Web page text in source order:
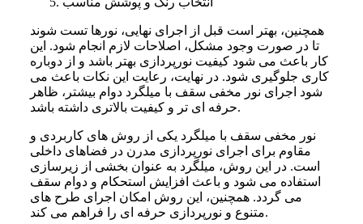
همچنین، بهتر است قبل از اجرای نهایی، نورها تست شوند
تا در صورت وجود مشکل، اصلاحات لازم انجام شود. این
کار باعث می شود کیفیت نورپردازی بهتر باشد و از دوباره
کاری جلوگیری شود. در نهایت، رعایت این نکات باعث می
شود اجرای نور مخفی سقف با میلگرد دوام بیشتر، ظاهر
حرفه ای تر و کیفیت بالاتری داشته باشد.
نور مخفی سقف با میلگرد یکی از روش های کاربردی و
مقاوم برای اجرای نورپردازی مدرن در فضاهای داخلی
است. در این روش، میلگرد به عنوان بخشی از زیرسازی
استفاده می شود و باعث افزایش استحکام و دوام سقف
می گردد. همچنین، این روش امکان اجرای طرح های
متنوع و نورپردازی حرفه ای را فراهم می کند.